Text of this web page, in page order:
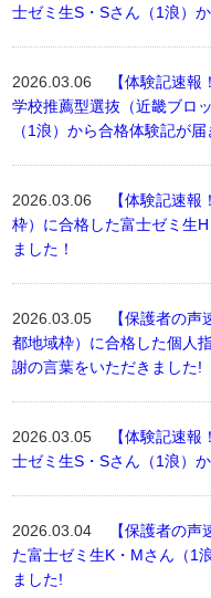
士ゼミ生S・Sさん（1浪）
2026.03.06
【体験記速
学校推薦型選抜（近畿ブロ
（1浪）から合格体験記が届
2026.03.06
【体験記速
枠）に合格した富士ゼミ生
ました！
2026.03.05
【保護者の
都地域枠）に合格した個人
謝の言葉をいただきました!
2026.03.05
【体験記速
士ゼミ生S・Sさん（1浪）
2026.03.04
【保護者の
た富士ゼミ生K・Mさん（1
ました!